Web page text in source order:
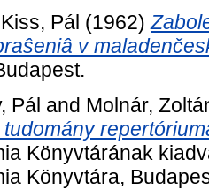
Pál (1962)
v
Pál and Molnár,
Könyvtárának
Könyvtára,